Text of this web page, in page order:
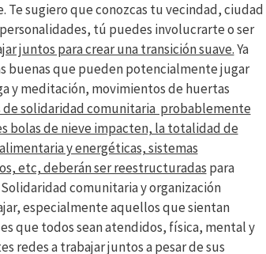
sugiero que conozcas tu vecindad, ciudad
tú puedes involucrarte o ser
juntos para crear una transición suave.Ya
buenas que pueden potencialmente jugar
y meditación, movimientos de huertas
de solidaridad comunitaria probablemente
bolas de nieve impacten, la totalidad de
y energéticas, sistemas
etc, deberán ser reestructuradas para
comunitaria y organización
especialmente aquellos que sientan
que todos sean atendidos, física, mental y
redes a trabajar juntos a pesar de sus